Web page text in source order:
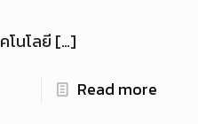
โนโลยี […]
Read more